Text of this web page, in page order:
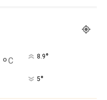
°C 8.9°
5°